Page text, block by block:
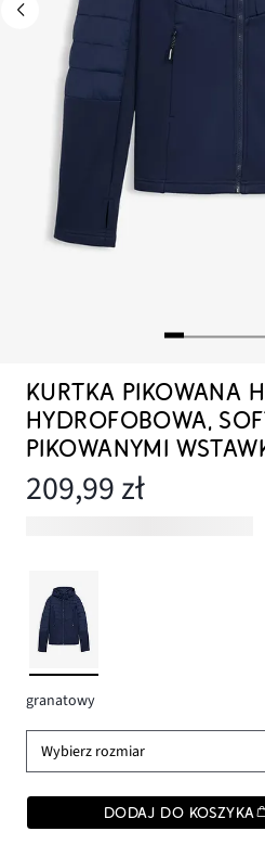
KURTKA PIKOWANA
HYDROFOBOWA,
PIKOWANYMI
209,99 zł
granatowy
Wybierz rozmiar
DODAJ DO KOSZYKA